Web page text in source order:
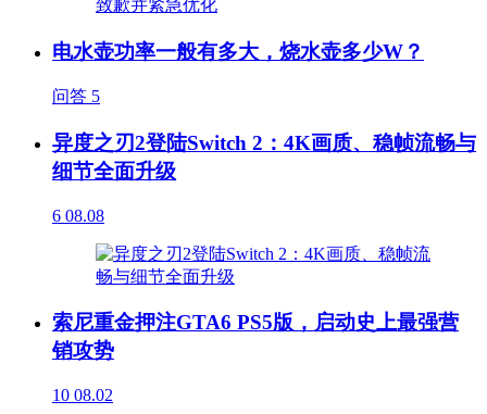
电水壶功率一般有多大，烧水壶多少W？
问答 5
异度之刃2登陆Switch 2：4K画质、稳帧流畅与
细节全面升级
6 08.08
索尼重金押注GTA6 PS5版，启动史上最强营
销攻势
10 08.02